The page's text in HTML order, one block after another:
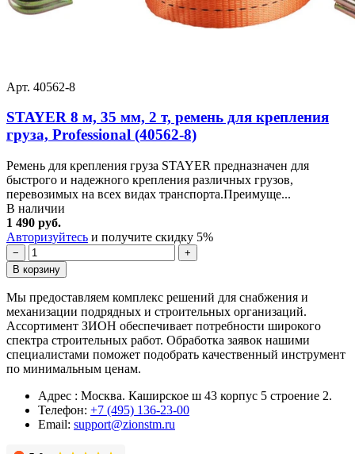
Арт. 40562-8
STAYER 8 м, 35 мм, 2 т, ремень для крепления
груза, Professional (40562-8)
Ремень для крепления груза STAYER предназначен для
быстрого и надежного крепления различных грузов,
перевозимых на всех видах транспорта.Преимуще...
В наличии
1 490 руб.
Авторизуйтесь и получите скидку 5%
−
+
В корзину
Мы предоставляем комплекс решений для снабжения и
механизации подрядных и строительных организаций.
Ассортимент ЗИОН обеспечивает потребности широкого
спектра строительных работ. Обработка заявок нашими
специалистами поможет подобрать качественный инструмент
по минимальным ценам.
Адрес : Москва. Каширское ш 43 корпус 5 строение 2.
Телефон: +7 (495) 136-23-00
Email: support@zionstm.ru